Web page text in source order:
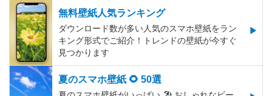
無料壁紙人気ランキング
ダウンロード数が多い人気のスマホ壁紙をラン
キング形式でご紹介！トレンドの壁紙が今すぐ
見つかります
夏のスマホ壁紙 🌻 50選